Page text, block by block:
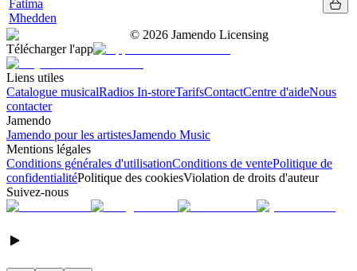
Fatima
Mhedden
© 2026 Jamendo Licensing
Télécharger l'app
Liens utiles
Catalogue musicalRadios In-storeTarifsContactCentre d'aideNous
contacter
Jamendo
Jamendo pour les artistesJamendo Music
Mentions légales
Conditions générales d'utilisationConditions de ventePolitique de
confidentialitéPolitique des cookiesViolation de droits d'auteur
Suivez-nous